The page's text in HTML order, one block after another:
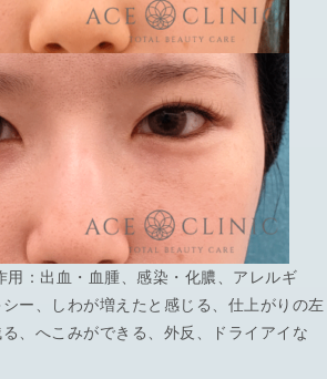
： 出血・血腫、感染・化膿、アレルギ
ー、しわが増えたと感じる、仕上がりの左
、へこみができる、外反、ドライアイな